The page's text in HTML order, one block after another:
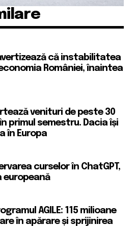
că instabilitatea
României, înaintea
venituri de peste 30
primul semestru. Dacia își
în Europa
curselor în ChatGPT,
europeană
AGILE: 115 milioane
în apărare și sprijinirea